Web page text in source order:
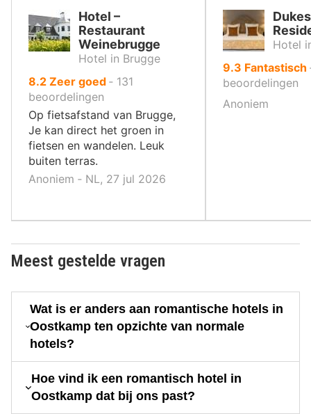
Hotel –
Restaurant
Weinebrugge
Hotel in Brugge
8.2uit
10
,
Zeer goed ‐ 131
beoordelingen
Op fietsafstand van Brugge,
Je kan direct het groen in
fietsen en wandelen. Leuk
buiten terras.
Anoniem ‐ NL, 27 jul 2026
Hotel
9.3 uit
10
Fantastisch
beoordelingen
Anoniem
Meest gestelde vragen
Wat is er anders aan romantische hotels in
Oostkamp ten opzichte van normale
hotels?
Hoe vind ik een romantisch hotel in
Oostkamp dat bij ons past?